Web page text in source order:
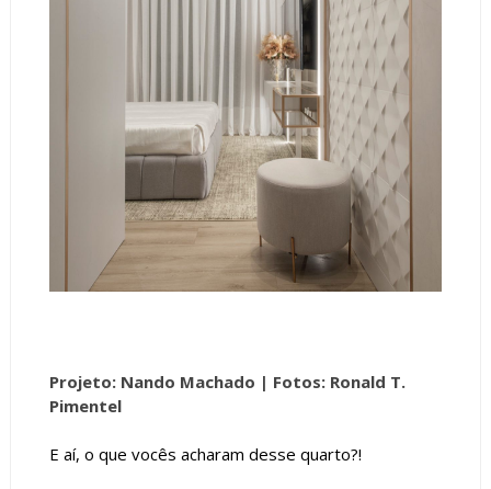
Projeto: Nando Machado | Fotos: Ronald T.
Pimentel
E aí, o que vocês acharam desse quarto?!